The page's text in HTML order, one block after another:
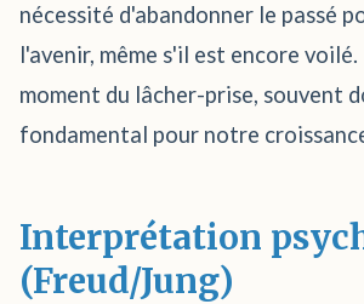
nécessité d'abandonner le passé
l'avenir, même s'il est encore
moment du lâcher-prise, souvent
fondamental pour notre
Interprétation
(Freud/Jung)